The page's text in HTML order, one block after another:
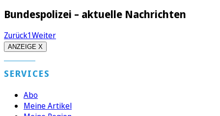
Bundespolizei – aktuelle Nachrichten
Zurück1Weiter
ANZEIGE X
SERVICES
Abo
Meine Artikel